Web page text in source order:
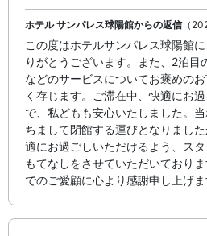
ホテル サンパレス球陽館からの返信（
この度はホテルサンパレス球陽館
りがとうございます。また、2泊目
などのサービスについてお褒めの
く存じます。ご滞在中、快適にお
で、私どもも安心いたしました。
ちまして閉館する運びとなりまし
適にお過ごしいただけるよう、ス
もてなしをさせていただいており
でのご愛顧に心より感謝申し上げま